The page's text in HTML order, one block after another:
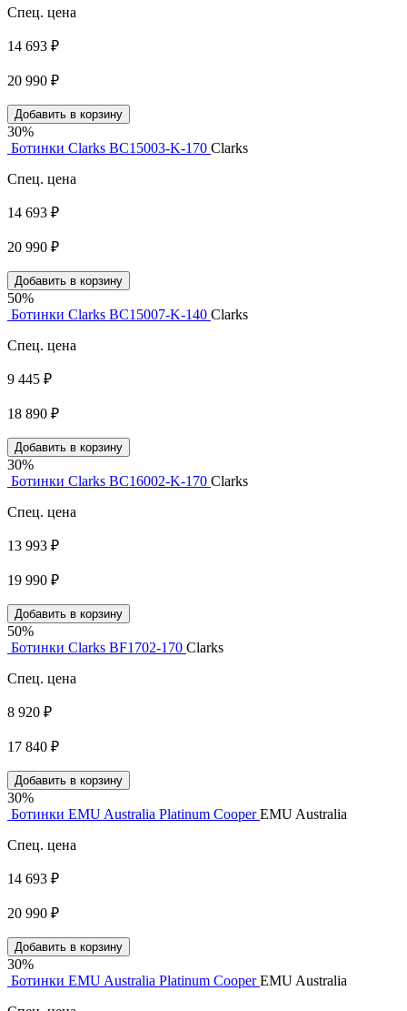
Спец. цена
14 693 ₽
20 990 ₽
Добавить в корзину
30%
Ботинки Clarks BC15003-K-170 Clarks
Спец. цена
14 693 ₽
20 990 ₽
Добавить в корзину
50%
Ботинки Clarks BC15007-K-140 Clarks
Спец. цена
9 445 ₽
18 890 ₽
Добавить в корзину
30%
Ботинки Clarks BC16002-K-170 Clarks
Спец. цена
13 993 ₽
19 990 ₽
Добавить в корзину
50%
Ботинки Clarks BF1702-170 Clarks
Спец. цена
8 920 ₽
17 840 ₽
Добавить в корзину
30%
Ботинки EMU Australia Platinum Cooper EMU Australia
Спец. цена
14 693 ₽
20 990 ₽
Добавить в корзину
30%
Ботинки EMU Australia Platinum Cooper EMU Australia